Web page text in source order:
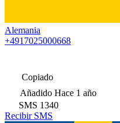
Alemania
+4917025000668
Copiado
Añadido Hace 1 año
SMS 1340
Recibir SMS